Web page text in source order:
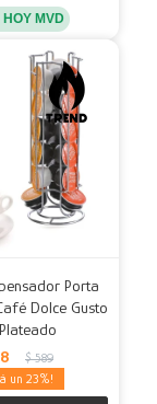
HOY MVD
Porta
Dolce Gusto
$ 589
23